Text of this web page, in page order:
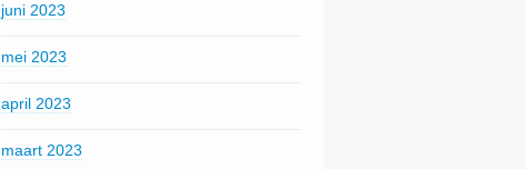
juni 2023
mei 2023
april 2023
maart 2023